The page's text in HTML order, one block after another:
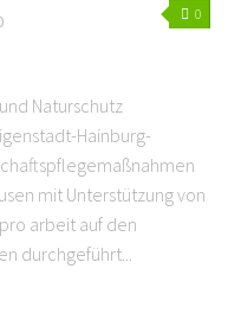
0
Naturschutz
Hainburg-
mit Unterstützung von
arbeit auf den
durchgeführt...